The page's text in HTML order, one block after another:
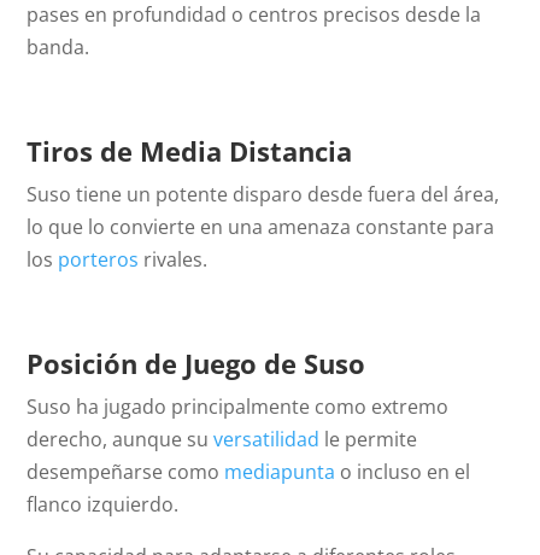
pases en profundidad o centros precisos desde la
banda.
Tiros de Media Distancia
Suso tiene un potente disparo desde fuera del área,
lo que lo convierte en una amenaza constante para
los porteros rivales.
Posición de Juego de Suso
Suso ha jugado principalmente como extremo
derecho, aunque suversatilidad le permite
desempeñarse como mediapunta o incluso en el
flanco izquierdo.